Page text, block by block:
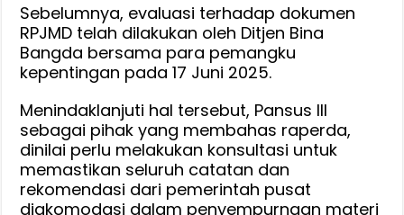
Bangda
Kemendagri
Sebelumnya, evaluasi terhadap dokumen
RPJMD telah dilakukan oleh Ditjen Bina
Bangda bersama para pemangku
kepentingan pada 17 Juni 2025.
Menindaklanjuti hal tersebut, Pansus III
sebagai pihak yang membahas raperda,
dinilai perlu melakukan konsultasi untuk
memastikan seluruh catatan dan
rekomendasi dari pemerintah pusat
diakomodasi dalam penyempurnaan materi